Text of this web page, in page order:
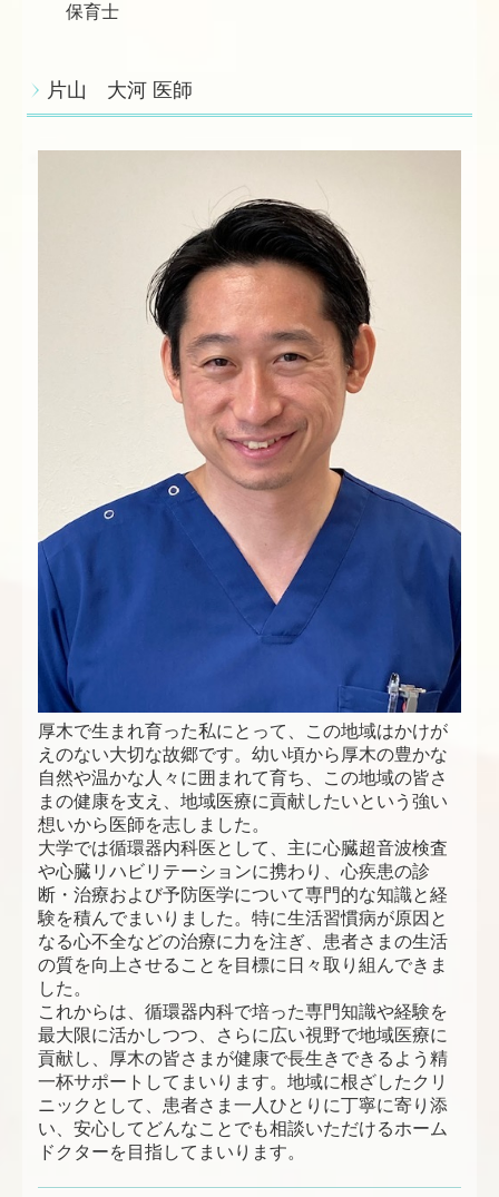
保育士
片山 大河 医師
厚木で生まれ育った私にとって、この地域はかけが
えのない大切な故郷です。幼い頃から厚木の豊かな
自然や温かな人々に囲まれて育ち、この地域の皆さ
まの健康を支え、地域医療に貢献したいという強い
想いから医師を志しました。
大学では循環器内科医として、主に心臓超音波検査
や心臓リハビリテーションに携わり、心疾患の診
断・治療および予防医学について専門的な知識と経
験を積んでまいりました。特に生活習慣病が原因と
なる心不全などの治療に力を注ぎ、患者さまの生活
の質を向上させることを目標に日々取り組んできま
した。
これからは、循環器内科で培った専門知識や経験を
最大限に活かしつつ、さらに広い視野で地域医療に
貢献し、厚木の皆さまが健康で長生きできるよう精
一杯サポートしてまいります。地域に根ざしたクリ
ニックとして、患者さま一人ひとりに丁寧に寄り添
い、安心してどんなことでも相談いただけるホーム
ドクターを目指してまいります。